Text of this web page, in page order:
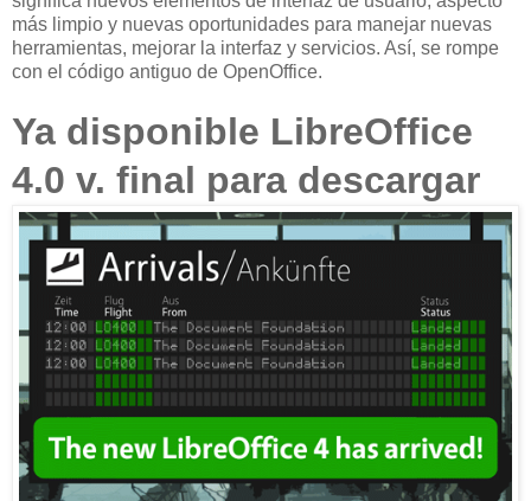
más limpio y nuevas oportunidades para manejar nuevas
herramientas, mejorar la interfaz y servicios. Así, se rompe
con el código antiguo de OpenOffice.
Ya disponible LibreOffice
4.0 v. final para descargar